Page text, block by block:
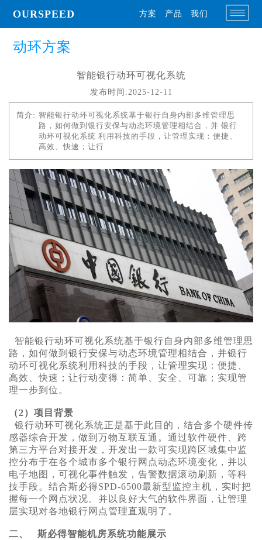
OURSPEED 方案 产品 我们
动环方案
智能银行动环可视化系统
发布时间:2025-12-11
简介: 智能银行动环可视化系统基于银行自身内部多维管理思
路，如何做到银行安保与动态环境管理相结合，并 银行
动环可视化系统 利用科技的手段，让管理实现：便捷、
高效、快速；让行
智能银行动环可视化系统基于银行自身内部多维管理思
路，如何做到银行安保与动态环境管理相结合，并银行
动环可视化系统利用科技的手段，让管理实现：便捷、
高效、快速；让行动变得：简单、安全、可靠；实现管
理一步到位。
（2）项目背景
银行动环可视化系统正是基于此目的，结合多个硬件传
感器综合开发，做到万物互联互通。通过软件硬件、跨
第三方平台对接开发，开发出一款可实现跨区域集中监
控分布于在各个城市多个银行网点动态环境变化，并以
电子地图，可视化事件触发，告警数据滚动刷新，等科
技手段。结合斯必得SPD-6500最新型监控主机，实时把
握每一个网点状况。并以良好大气的软件界面，让管理
层实现对各地银行网点管理直观明了。
二、 斯必得智能机房系统功能展示